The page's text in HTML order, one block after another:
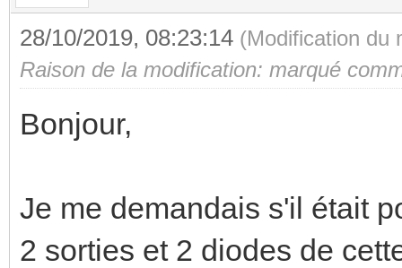
28/10/2019, 08:23:14 (Modification du
Raison de la modification: marqué
Bonjour,
Je me demandais s'il était
2 sorties et 2 diodes de